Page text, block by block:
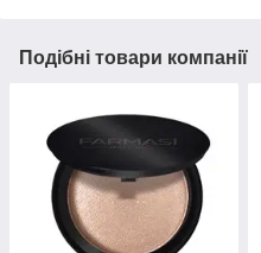
Подібні товари компанії